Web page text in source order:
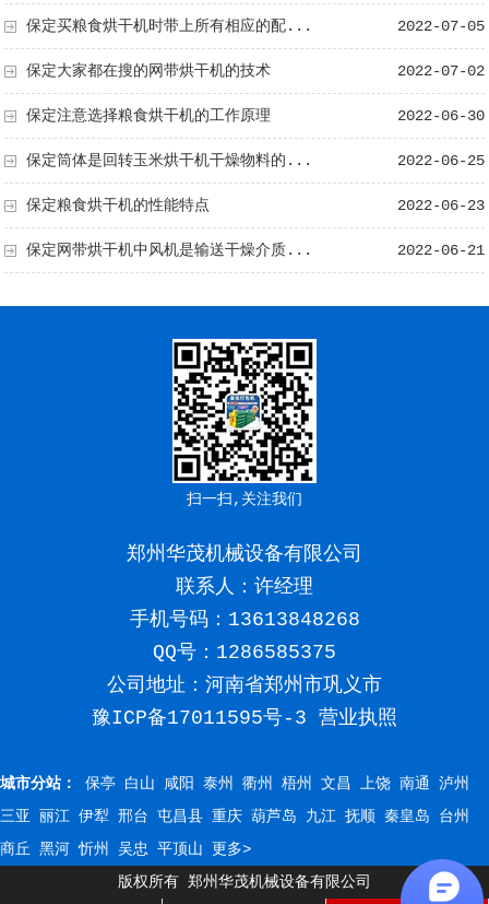
2022-07-05
保定买粮食烘干机时带上所有相应的配...
2022-07-02
保定大家都在搜的网带烘干机的技术
2022-06-30
保定注意选择粮食烘干机的工作原理
2022-06-25
保定筒体是回转玉米烘干机干燥物料的...
2022-06-23
保定粮食烘干机的性能特点
2022-06-21
保定网带烘干机中风机是输送干燥介质...
扫一扫,关注我们
郑州华茂机械设备有限公司
联系人：许经理
手机号码： 13613848268
QQ号：1286585375
公司地址：河南省郑州市巩义市
豫ICP备17011595号-3 营业执照
城市分站： 保亭 白山 咸阳 泰州 衢州 梧州 文昌 上饶 南通
泸州
三亚
丽江 伊犁 邢台 屯昌县 重庆 葫芦岛 九江 抚顺 秦皇岛
台州
商丘 黑河 忻州 吴忠 平顶山
更多>
版权所有 郑州华茂机械设备有限公司